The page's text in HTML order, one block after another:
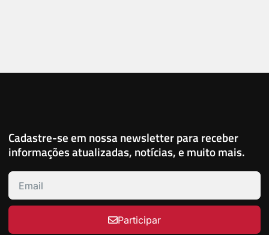
Cadastre-se em nossa newsletter para receber
informações atualizadas, notícias, e muito mais.
Participar